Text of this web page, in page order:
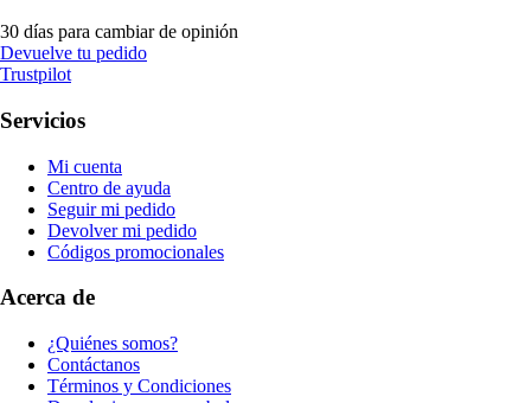
30 días para cambiar de opinión
Devuelve tu pedido
Trustpilot
Servicios
Mi cuenta
Centro de ayuda
Seguir mi pedido
Devolver mi pedido
Códigos promocionales
Acerca de
¿Quiénes somos?
Contáctanos
Términos y Condiciones